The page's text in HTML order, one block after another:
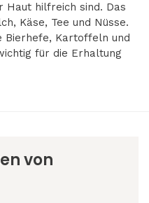
Haut hilfreich sind. Das
Käse, Tee und Nüsse.
Bierhefe, Kartoffeln und
für die Erhaltung
von